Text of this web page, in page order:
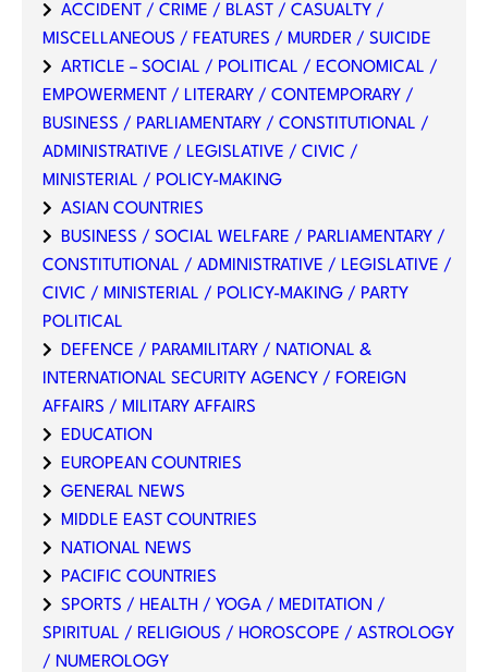
ACCIDENT / CRIME / BLAST / CASUALTY /
MISCELLANEOUS / FEATURES / MURDER / SUICIDE
ARTICLE – SOCIAL / POLITICAL / ECONOMICAL /
EMPOWERMENT / LITERARY / CONTEMPORARY /
BUSINESS / PARLIAMENTARY / CONSTITUTIONAL /
ADMINISTRATIVE / LEGISLATIVE / CIVIC /
MINISTERIAL / POLICY-MAKING
ASIAN COUNTRIES
BUSINESS / SOCIAL WELFARE / PARLIAMENTARY /
CONSTITUTIONAL / ADMINISTRATIVE / LEGISLATIVE /
CIVIC / MINISTERIAL / POLICY-MAKING / PARTY
POLITICAL
DEFENCE / PARAMILITARY / NATIONAL &
INTERNATIONAL SECURITY AGENCY / FOREIGN
AFFAIRS / MILITARY AFFAIRS
EDUCATION
EUROPEAN COUNTRIES
GENERAL NEWS
MIDDLE EAST COUNTRIES
NATIONAL NEWS
PACIFIC COUNTRIES
SPORTS / HEALTH / YOGA / MEDITATION /
SPIRITUAL / RELIGIOUS / HOROSCOPE / ASTROLOGY
/ NUMEROLOGY